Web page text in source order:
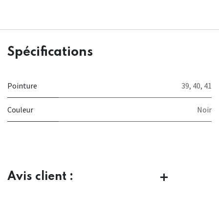
Spécifications
Pointure 39, 40, 41
Couleur Noir
Avis client :